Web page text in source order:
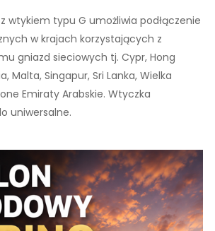
wtykiem typu G umożliwia podłączenie
w krajach korzystających z
gniazd sieciowych tj. Cypr, Hong
Malta, Singapur, Sri Lanka, Wielka
Emiraty Arabskie. Wtyczka
uniwersalne.